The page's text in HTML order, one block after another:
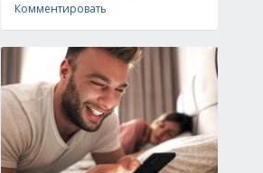
Комментировать